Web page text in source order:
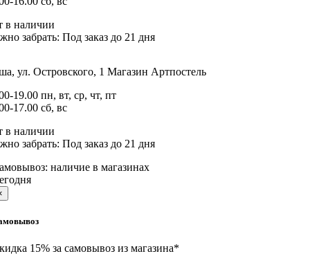
в наличии
забрать: Под заказ до 21 дня
ул. Островского, 1 Магазин Артпостель
19.00 пн, вт, ср, чт, пт
17.00 сб, вс
в наличии
забрать: Под заказ до 21 дня
наличие в магазинах
15% за самовывоз из магазина*